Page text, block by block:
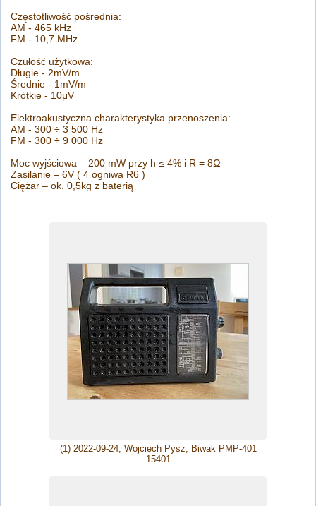
Częstotliwość pośrednia:
AM - 465 kHz
FM - 10,7 MHz
Czułość użytkowa:
Długie - 2mV/m
Średnie - 1mV/m
Krótkie - 10μV
Elektroakustyczna charakterystyka przenoszenia:
AM - 300 ÷ 3 500 Hz
FM - 300 ÷ 9 000 Hz
Moc wyjściowa – 200 mW przy h ≤ 4% i R = 8Ω
Zasilanie – 6V ( 4 ogniwa R6 )
Ciężar – ok. 0,5kg z baterią
(1) 2022-09-24, Wojciech Pysz, Biwak PMP-401
15401